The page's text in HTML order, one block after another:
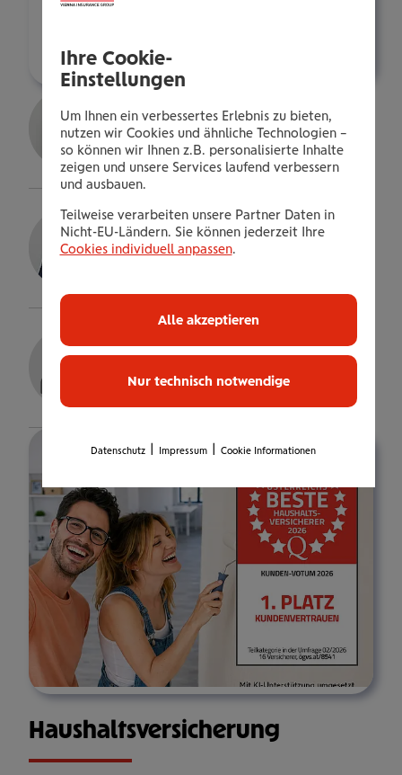
Matthias Hannel
gepr. VB.
Details
Marcus Schöniger
Bezirksdirektor
Mag.a Martyna Stepien, MA
Details
Haus­halts­ver­si­che­rung
Ihre Cookie-
Einstellungen
Um Ihnen ein verbessertes Erlebnis zu bieten,
nutzen wir Cookies und ähnliche Technologien –
so können wir Ihnen z.B. personalisierte Inhalte
zeigen und unsere Services laufend verbessern
und ausbauen.
Teilweise verarbeiten unsere Partner Daten in
Nicht-EU-Ländern. Sie können jederzeit Ihre
Cookies individuell anpassen.
Nur technisch notwendige
Alle akzeptieren
Datenschutz Impressum Cookie Informationen